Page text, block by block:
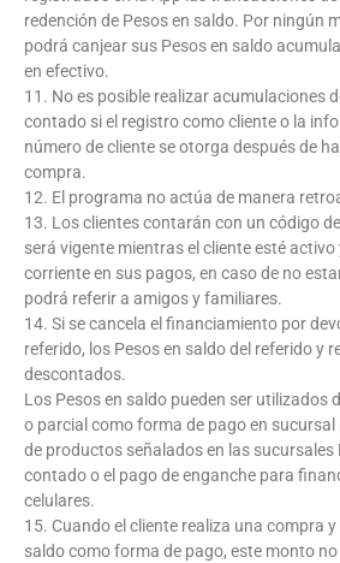
redención de Pesos en saldo. Por ningún
podrá canjear sus Pesos en saldo
en efectivo.
11. No es posible realizar acumulaciones
contado si el registro como cliente o la
número de cliente se otorga después de
compra.
12. El programa no actúa de manera
13. Los clientes contarán con un código
será vigente mientras el cliente esté activo
corriente en sus pagos, en caso de no
podrá referir a amigos y familiares.
14. Si se cancela el financiamiento por
referido, los Pesos en saldo del referido y
descontados.
Los Pesos en saldo pueden ser utilizados
o parcial como forma de pago en
de productos señalados en las sucursales
contado o el pago de enganche para
celulares.
15. Cuando el cliente realiza una compra
saldo como forma de pago, este monto